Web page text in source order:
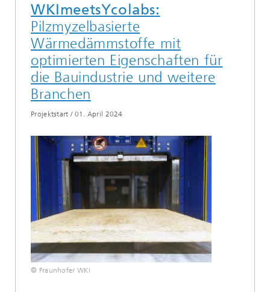
WKImeetsYcolabs:
Pilzmyzelbasierte
Wärmedämmstoffe mit
optimierten Eigenschaften für
die Bauindustrie und weitere
Branchen
Projektstart / 01. April 2024
© Fraunhofer WKI